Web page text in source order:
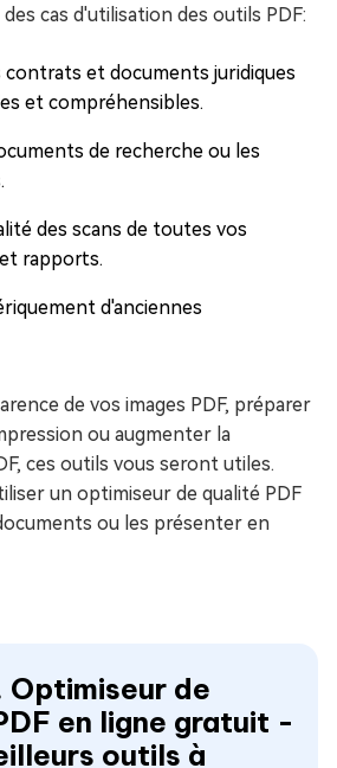
cas d'utilisation des outils PDF:
contrats et documents juridiques
et compréhensibles.
de recherche ou les
des scans de toutes vos
rapports.
d'anciennes
de vos images PDF, préparer
ou augmenter la
ces outils vous seront utiles.
un optimiseur de qualité PDF
ou les présenter en
Optimiseur de
en ligne gratuit -
outils à